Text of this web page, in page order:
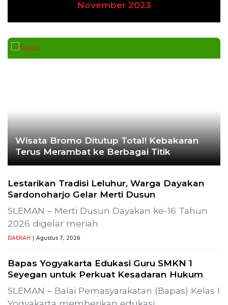
November 2023
Wisata Bromo Ditutup Total! Kebakaran
Terus Merambat ke Berbagai Titik
Lestarikan Tradisi Leluhur, Warga Dayakan
Sardonoharjo Gelar Merti Dusun
SLEMAN – Merti Dusun Dayakan ke-16 Tahun
2026 digelar meriah
DAERAH | Agustus 7, 2026
Bapas Yogyakarta Edukasi Guru SMKN 1
Seyegan untuk Perkuat Kesadaran Hukum
SLEMAN – Balai Pemasyarakatan (Bapas) Kelas I